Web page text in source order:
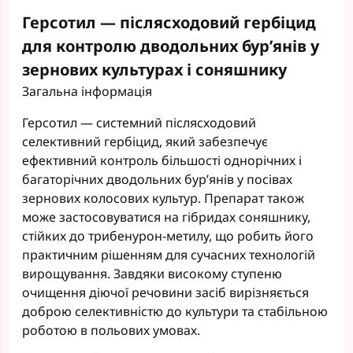
Герсотил — післясходовий гербіцид
для контролю дводольних бур’янів у
зернових культурах і соняшнику
Загальна інформація
Герсотил — системний післясходовий
селективний гербіцид, який забезпечує
ефективний контроль більшості однорічних і
багаторічних дводольних бур’янів у посівах
зернових колосових культур. Препарат також
може застосовуватися на гібридах соняшнику,
стійких до трибенурон-метилу, що робить його
практичним рішенням для сучасних технологій
вирощування. Завдяки високому ступеню
очищення діючої речовини засіб вирізняється
доброю селективністю до культури та стабільною
роботою в польових умовах.